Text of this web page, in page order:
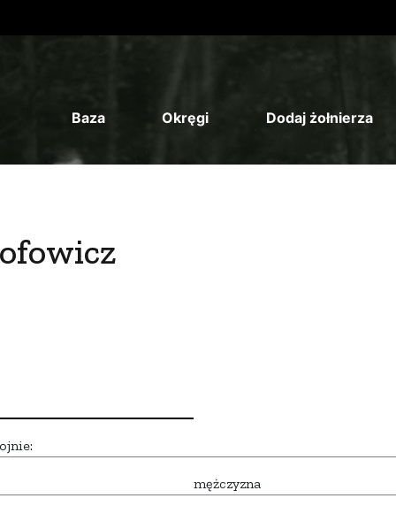
Baza Okręgi Dodaj żołnierza
mężczyzna